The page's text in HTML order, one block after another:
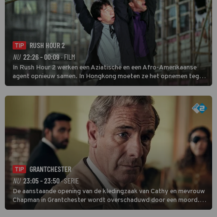
TIP
RUSH HOUR 2
NU 22:26 - 00:09· FILM
In Rush Hour 2 werken een Aziatische en een Afro-Amerikaanse
agent opnieuw samen. In Hongkong moeten ze het opnemen tegen
een bende die met vals geld handelt.
TIP
GRANTCHESTER
NU 23:05 - 23:50· SERIE
De aanstaande opening van de kledingzaak van Cathy en mevrouw
Chapman in Grantchester wordt overschaduwd door een moord.
Als fotograaf Tony Parker dood wordt aangetroffen, lijkt